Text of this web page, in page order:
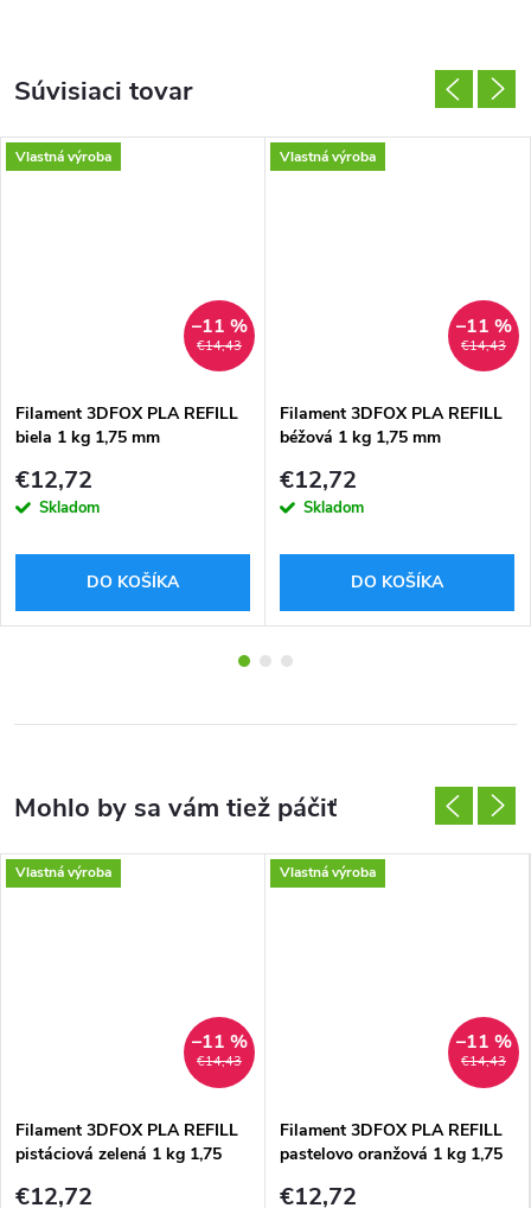
Súvisiaci tovar
Vlastná výroba
€14,43
–11 %
Filament 3DFOX PLA REFILL
biela 1 kg 1,75 mm
€12,72
Skladom
DO KOŠÍKA
Vlastná výroba
€14,43
–11 %
Filament 3DFOX PLA REFILL
béžová 1 kg 1,75 mm
€12,72
Skladom
DO KOŠÍKA
Vlastná výroba
€14,43
–11 %
Filament 3DFOX PLA REFILL
pistáciová zelená 1 kg 1,75
€12,72
Vlastná výroba
€14,43
–11 %
Filament 3DFOX PLA REFILL
pastelovo oranžová 1 kg 1,75
€12,72